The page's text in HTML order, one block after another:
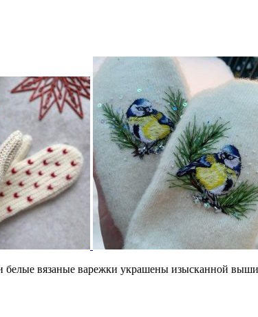
вязаные варежки украшены изысканной